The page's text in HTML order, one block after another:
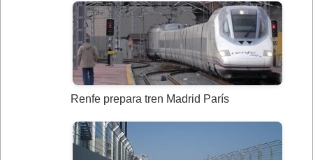
Renfe prepara tren Madrid París